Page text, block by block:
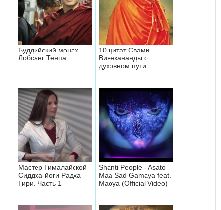
Буддийский монах
Лобсанг Тенпа
10 цитат Свами
Вивекананды о
духовном пути
Мастер Гималайской
Сиддха-йоги Радха
Гири. Часть 1
Shanti People - Asato
Maa Sad Gamaya feat.
Maoya (Official Video)